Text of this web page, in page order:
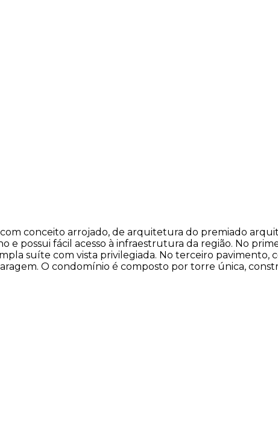
conceito arrojado, de arquitetura do premiado
possui fácil acesso à infraestrutura da região. No
suíte com vista privilegiada. No terceiro pavimento,
O condomínio é composto por torre única,